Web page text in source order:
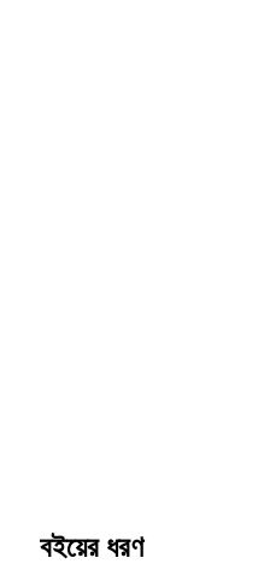
বইয়ের ধরণ